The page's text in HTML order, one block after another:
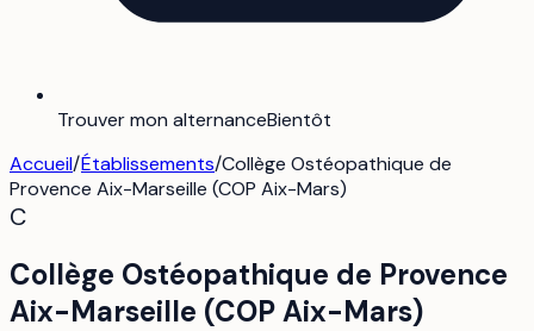
Trouver mon alternanceBientôt
Accueil/Établissements/Collège Ostéopathique de
Provence Aix-Marseille (COP Aix-Mars)
C
Collège Ostéopathique de Provence
Aix-Marseille (COP Aix-Mars)